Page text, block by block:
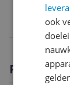
ook